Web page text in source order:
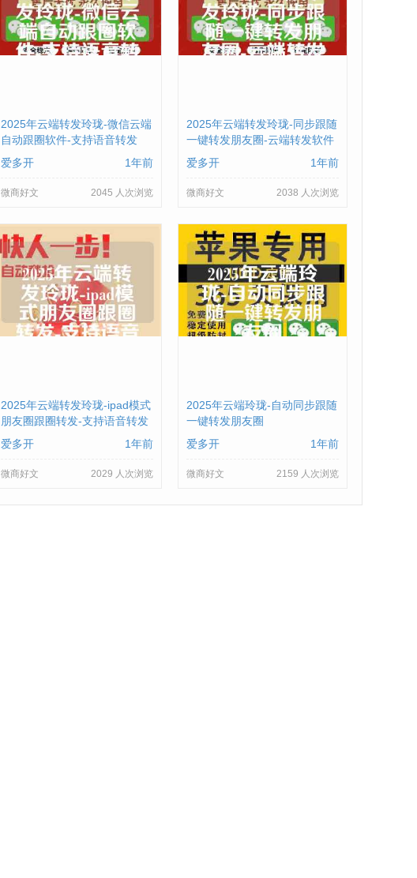
2025年云端转发玲珑-微信云端
自动跟圈软件-支持语音转发
爱多开
1年前
微商好文 2045 人次浏览
2025年云端转发玲珑-同步跟随
一键转发朋友圈-云端转发软件
爱多开
1年前
微商好文 2038 人次浏览
2025年云端转发玲珑-ipad模式
朋友圈跟圈转发-支持语音转发
爱多开
1年前
微商好文 2029 人次浏览
2025年云端玲珑-自动同步跟随
一键转发朋友圈
爱多开
1年前
微商好文 2159 人次浏览